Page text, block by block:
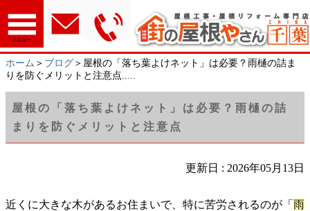
メニュー
ホーム ＞ ブログ ＞屋根の「落ち葉よけネット」は必要？雨樋の詰ま
りを防ぐメリットと注意点.....
屋根の「落ち葉よけネット」は必要？雨樋の詰
まりを防ぐメリットと注意点
更新日 : 2026年05月13日
近くに大きな木があるお住まいで、特に苦労されるのが「 雨